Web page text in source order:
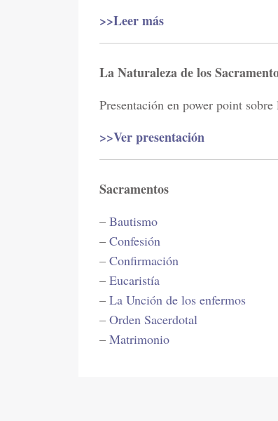
>>Leer más
La Naturaleza de los
Presentación en power point
>>Ver presentación
Sacramentos
– Bautismo
– Confesión
– Confirmación
– Eucaristía
– La Unción de los enfermos
– Orden Sacerdotal
– Matrimonio